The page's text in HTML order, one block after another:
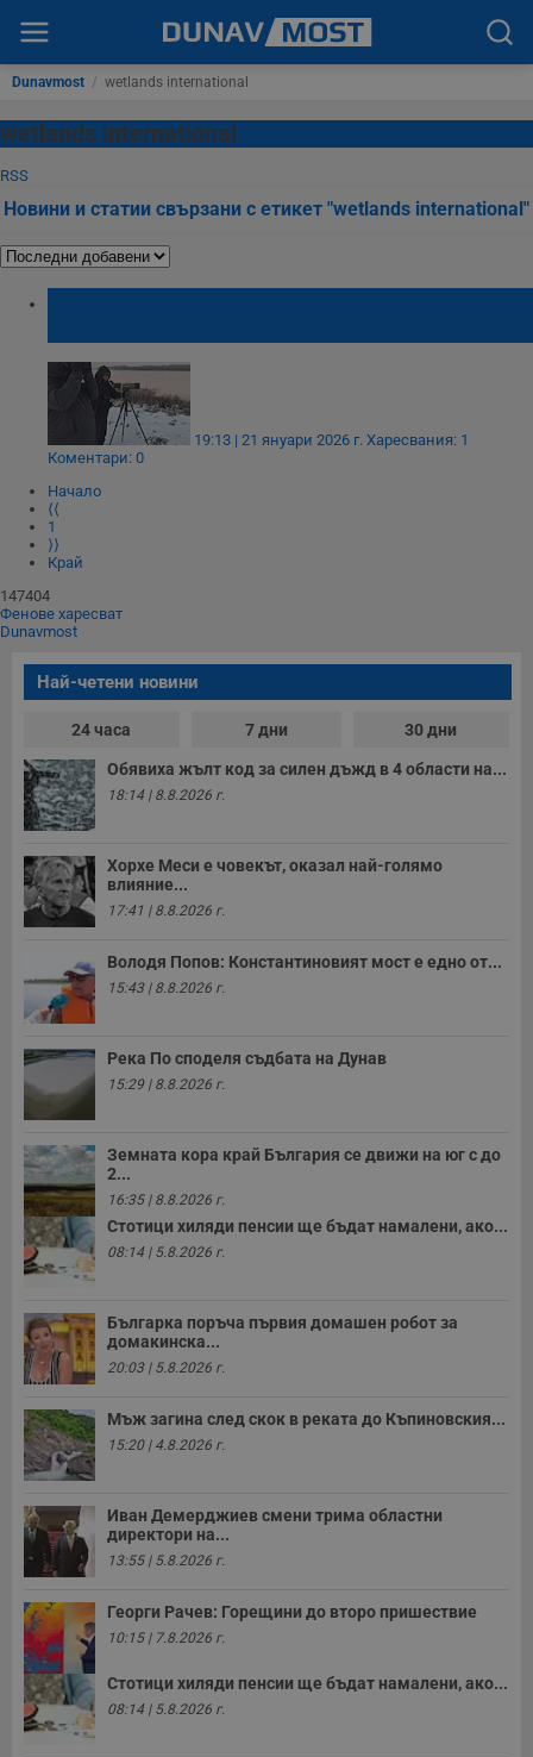
Dunavmost / wetlands international
wetlands international
RSS
Новини и статии свързани с етикет "wetlands international"
19:13 | 21 януари 2026 г. Харесвания: 1
Коментари: 0
Начало
⟨⟨
1
⟩⟩
Край
147404
Фенове харесват
Dunavmost
Най-четени новини
24 часа 7 дни 30 дни
Обявиха жълт код за силен дъжд в 4 области на...
18:14 | 8.8.2026 г.
Хорхе Меси е човекът, оказал най-голямо
влияние...
17:41 | 8.8.2026 г.
Володя Попов: Константиновият мост е едно от...
15:43 | 8.8.2026 г.
Река По споделя съдбата на Дунав
15:29 | 8.8.2026 г.
Земната кора край България се движи на юг с до
2...
16:35 | 8.8.2026 г.
Стотици хиляди пенсии ще бъдат намалени, ако...
08:14 | 5.8.2026 г.
Българка поръча първия домашен робот за
домакинска...
20:03 | 5.8.2026 г.
Мъж загина след скок в реката до Къпиновския...
15:20 | 4.8.2026 г.
Иван Демерджиев смени трима областни
директори на...
13:55 | 5.8.2026 г.
Георги Рачев: Горещини до второ пришествие
10:15 | 7.8.2026 г.
Стотици хиляди пенсии ще бъдат намалени, ако...
08:14 | 5.8.2026 г.